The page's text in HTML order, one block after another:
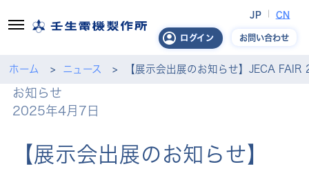
ログイン
JP CN
お問い合わせ
ホーム ニュース 【展示会出展のお知らせ】JECA
お知らせ
2025年4月7日
【展示会出展のお知らせ】